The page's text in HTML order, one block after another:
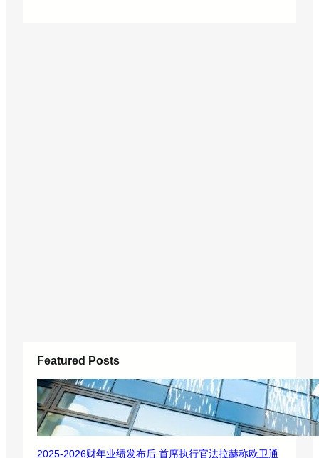
Featured Posts
2025-2026财年业绩发布后 首席执行官法拉赫称欧卫通